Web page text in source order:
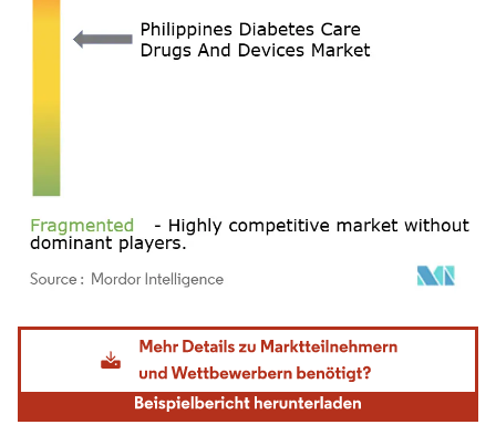
Bild © Mordor Intelligence. Wiederverwendung erfordert Namensnennung gemäß